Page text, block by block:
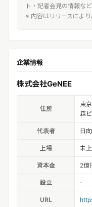
ト・記者会見の情報な
※ 内容はリリースにより
企業情報
株式会社GeNEE
住所
東
森
代表者 日
上場 未
資本金 2億
設立 -
URL